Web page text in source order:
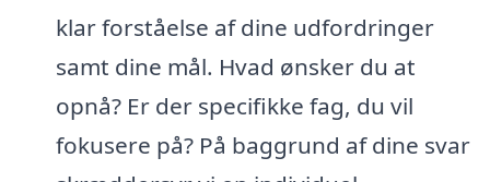
klar forståelse af dine udfordringer
samt dine mål. Hvad ønsker du at
opnå? Er der specifikke fag, du vil
fokusere på? På baggrund af dine svar